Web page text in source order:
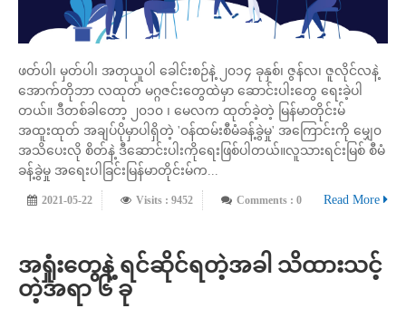
ဖတ်ပါ၊ မှတ်ပါ၊ အတုယူပါ ခေါင်းစဉ်နဲ့ ၂၀၁၄ ခုနှစ်၊ ဇွန်လ၊ ဇူလိုင်လနဲ့
အောက်တိုဘာ လထုတ် မဂ္ဂဇင်းတွေထဲမှာ ဆောင်းပါးတွေ ရေးခဲ့ပါ
တယ်။ ဒီတစ်ခါတော့ ၂၀၁၀ ၊ မေလက ထုတ်ခဲ့တဲ့ မြန်မာတိုင်းမ်
အထူးထုတ် အချပ်ပိုမှာပါရှိတဲ့ 'ဝန်ထမ်းစီမံခန့်ခွဲမှု' အကြောင်းကို မျှေ၀
အသိပေးလို စိတ်နဲ့ ဒီဆောင်းပါးကိုရေးဖြစ်ပါတယ်။လူသားရင်းမြစ် စီမံ
ခန့်ခွဲမှု အရေးပါခြင်းမြန်မာတိုင်းမ်က...
2021-05-22 Visits : 9452 Comments : 0 Read More
အရှုံးတွေနဲ့ ရင်ဆိုင်ရတဲ့အခါ သိထားသင့်
တဲ့အရာ ၆ ခု